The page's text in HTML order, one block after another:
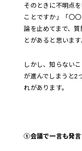
そのときに不明点
ことですか」「〇
論を止めてまで、
とがあると思います
しかし、知らない
が進んでしまうと2
れがあります。
①会議で一言も発言